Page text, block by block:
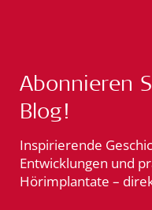
Abonnieren
Blog!
Inspirierende
Entwicklungen und
Hörimplantate –